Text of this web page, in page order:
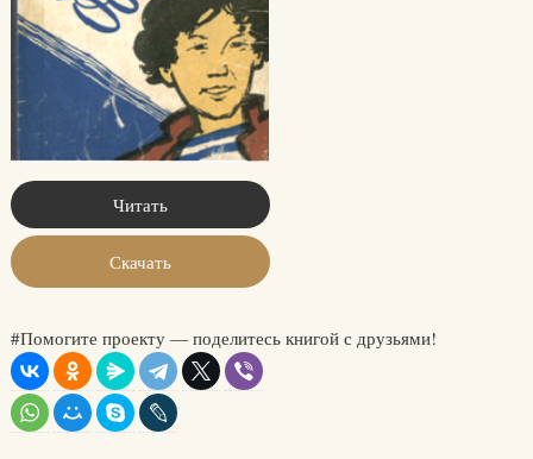
Читать
Скачать
#Помогите проекту — поделитесь книгой с друзьями!